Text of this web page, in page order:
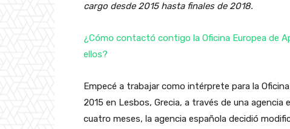
cargo desde 2015 hasta finales de 2018.
¿Cómo contactó contigo la Oficina Europea de
ellos?
Empecé a trabajar como intérprete para la
2015 en Lesbos, Grecia, a través de una
cuatro meses, la agencia española decidió